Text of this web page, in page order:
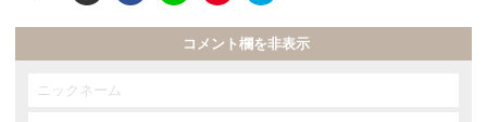
コメント欄を非表示